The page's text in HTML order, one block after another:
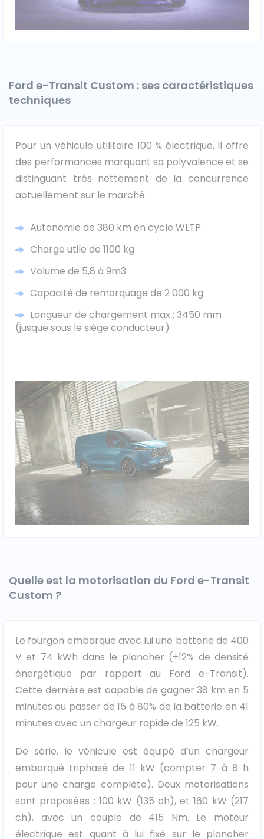
Volkswagen
Tous les véhicules
Financement utilitaire
Ford e-Transit Custom : ses caractéristiques
techniques
Pour un véhicule utilitaire 100 % électrique, il offre
des performances marquant sa polyvalence et se
distinguant très nettement de la concurrence
actuellement sur le marché :
Autonomie de 380 km en cycle WLTP
Charge utile de 1100 kg
Volume de 5,8 à 9m3
Capacité de remorquage de 2 000 kg
Longueur de chargement max : 3450 mm
(jusque sous le siège conducteur)
Quelle est la motorisation du Ford e-Transit
Custom ?
Le fourgon embarque avec lui une batterie de 400
V et 74 kWh dans le plancher (+12% de densité
énergétique par rapport au Ford e-Transit).
Cette dernière est capable de gagner 38 km en 5
minutes ou passer de 15 à 80% de la batterie en 41
minutes avec un chargeur rapide de 125 kW.
De série, le véhicule est équipé d’un chargeur
embarqué triphasé de 11 kW (compter 7 à 8 h
pour une charge complète). Deux motorisations
sont proposées : 100 kW (135 ch), et 160 kW (217
ch), avec un couple de 415 Nm. Le moteur
électrique est quant à lui fixé sur le plancher